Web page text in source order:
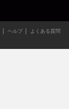
ヘルプ
よくある質問